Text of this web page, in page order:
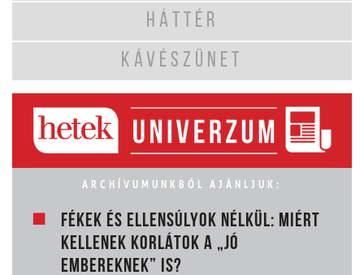
HÁTTÉR
KÁVÉSZÜNET
ARCHÍVUMUNKBÓL AJÁNLJUK:
FÉKEK ÉS ELLENSÚLYOK NÉLKÜL: MIÉRT
KELLENEK KORLÁTOK A „JÓ
EMBEREKNEK” IS?